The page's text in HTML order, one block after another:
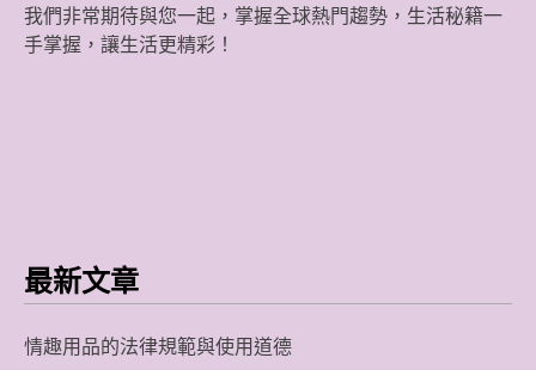
我們非常期待與您一起，掌握全球熱門趨勢，生活秘籍一
手掌握，讓生活更精彩！
最新文章
情趣用品的法律規範與使用道德